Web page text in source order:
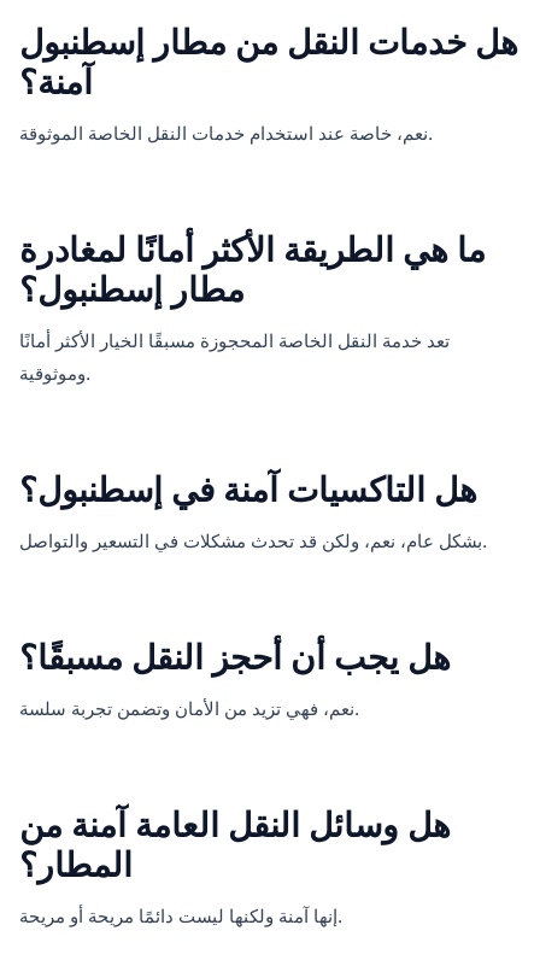
هل خدمات النقل من مطار إسطنبول
آمنة؟
نعم، خاصة عند استخدام خدمات النقل الخاصة الموثوقة.
ما هي الطريقة الأكثر أمانًا لمغادرة
مطار إسطنبول؟
تعد خدمة النقل الخاصة المحجوزة مسبقًا الخيار الأكثر أمانًا
وموثوقية.
هل التاكسيات آمنة في إسطنبول؟
بشكل عام، نعم، ولكن قد تحدث مشكلات في التسعير والتواصل.
هل يجب أن أحجز النقل مسبقًا؟
نعم، فهي تزيد من الأمان وتضمن تجربة سلسة.
هل وسائل النقل العامة آمنة من
المطار؟
إنها آمنة ولكنها ليست دائمًا مريحة أو مريحة.